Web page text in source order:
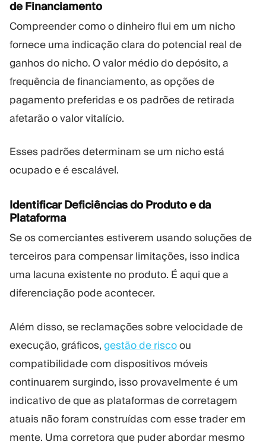
de Financiamento
Compreender como o dinheiro flui em um nicho
fornece uma indicação clara do potencial real de
ganhos do nicho. O valor médio do depósito, a
frequência de financiamento, as opções de
pagamento preferidas e os padrões de retirada
afetarão o valor vitalício.
Esses padrões determinam se um nicho está
ocupado e é escalável.
Identificar Deficiências do Produto e da
Plataforma
Se os comerciantes estiverem usando soluções de
terceiros para compensar limitações, isso indica
uma lacuna existente no produto. É aqui que a
diferenciação pode acontecer.
Além disso, se reclamações sobre velocidade de
execução, gráficos, gestão de riscoou
compatibilidade com dispositivos móveis
continuarem surgindo, isso provavelmente é um
indicativo de que as plataformas de corretagem
atuais não foram construídas com esse trader em
mente. Uma corretora que puder abordar mesmo